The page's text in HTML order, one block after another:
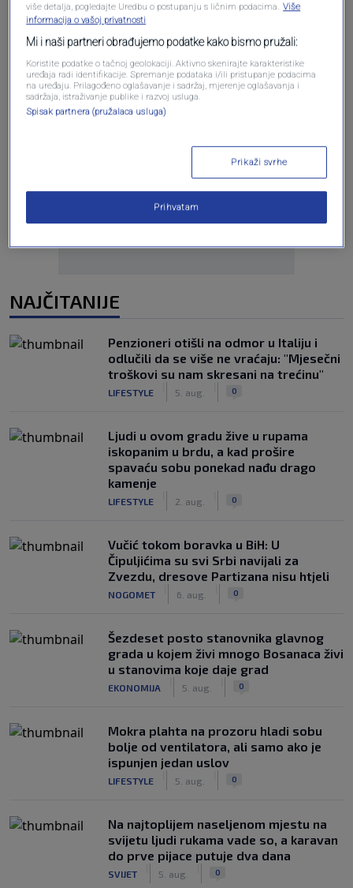
Oglas
NAJČITANIJE
Penzioneri otišli na odmor u Italiju i
odlučili da se više ne vraćaju: "Mjesečni
troškovi su nam skresani na trećinu"
LIFESTYLE 5. aug. 0
Ljudi u ovom gradu žive u rupama
iskopanim u brdu, a kad prošire
spavaću sobu ponekad nađu drago
kamenje
LIFESTYLE 2. aug. 0
Vučić tokom boravka u BiH: U
Čipuljićima su svi Srbi navijali za
Zvezdu, dresove Partizana nisu htjeli
NOGOMET 6. aug. 0
Šezdeset posto stanovnika glavnog
grada u kojem živi mnogo Bosanaca živi
u stanovima koje daje grad
EKONOMIJA 5. aug. 0
Mokra plahta na prozoru hladi sobu
bolje od ventilatora, ali samo ako je
ispunjen jedan uslov
LIFESTYLE 5. aug. 0
Na najtoplijem naseljenom mjestu na
svijetu ljudi rukama vade so, a karavan
do prve pijace putuje dva dana
SVIJET 5. aug. 0
više detalja, pogledajte Uredbu o postupanju s ličnim podacima. Više
informacija o vašoj privatnosti
Mi i naši partneri obrađujemo podatke kako bismo pružali:
Koristite podatke o tačnoj geolokaciji. Aktivno skenirajte karakteristike
uređaja radi identifikacije. Spremanje podataka i/ili pristupanje podacima
na uređaju. Prilagođeno oglašavanje i sadržaj, mjerenje oglašavanja i
sadržaja, istraživanje publike i razvoj usluga.
Spisak partnera (pružalaca usluga)
Prikaži svrhe
Prihvatam